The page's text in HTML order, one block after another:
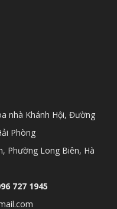
nhà Khánh Hội, Đường
Phòng
Phường Long Biên, Hà
727 1945